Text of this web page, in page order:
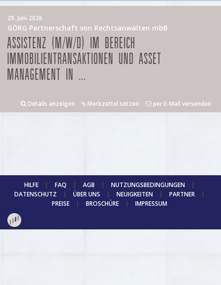
29. Juni 2026
GÖRG Partnerschaft von Rechtsanwälten mbB
ASSISTENZ (M/W/D) IM BEREICH
IMMOBILIENTRANSAKTIONEN UND ASSET
MANAGEMENT IN ...
Details anzeigen Merkzettel setzen per E-Mail versenden
HILFE | FAQ | AGB | NUTZUNGSBEDINGUNGEN
|
DATENSCHUTZ
| ÜBER UNS | NEUIGKEITEN | PARTNER
|
PREISE
| BROSCHÜRE | IMPRESSUM